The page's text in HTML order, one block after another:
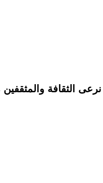
الثقافة